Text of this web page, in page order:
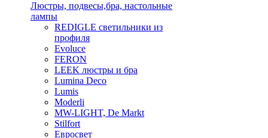
Люстры, подвесы,бра, настольные
лампы
REDIGLE светильники из
профиля
Evoluce
FERON
LEEK люстры и бра
Lumina Deco
Lumis
Moderli
MW-LIGHT, De Markt
Stilfort
Евросвет